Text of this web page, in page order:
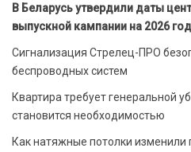
В Беларусь утвердили даты
выпускной кампании на 2026 год
Сигнализация Стрелец-ПРО
беспроводных систем
Квартира требует генеральной
становится необходимостью
Как натяжные потолки изменили